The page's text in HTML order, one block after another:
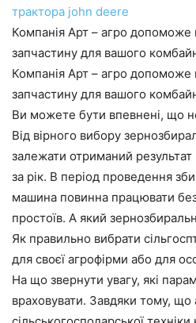
трактора john deere
Компанія Арт – агро допоможе
запчастину для вашого
Компанія Арт – агро допоможе
запчастину для вашого
Ви можете бути впевнені, що
Від вірного вибору
залежати отриманий результат
за рік. В період проведення
машина повинна працювати
простоїв. А який
Як правильно вибрати
для своєї агрофірми або для
На що звернути увагу, які
враховувати. Завдяки тому, що